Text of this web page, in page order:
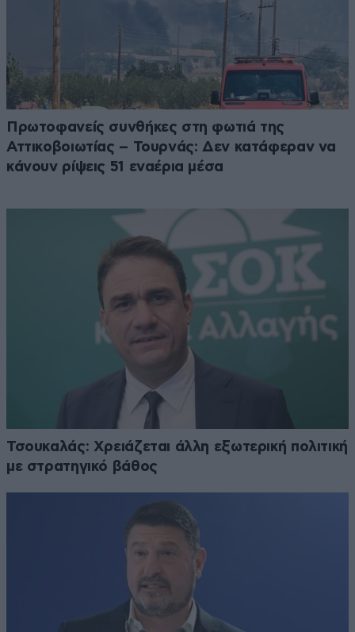
Πρωτοφανείς συνθήκες στη φωτιά της
Αττικοβοιωτίας – Τουρνάς: Δεν κατάφεραν να
κάνουν ρίψεις 51 εναέρια μέσα
Τσουκαλάς: Xρειάζεται άλλη εξωτερική πολιτική
με στρατηγικό βάθος